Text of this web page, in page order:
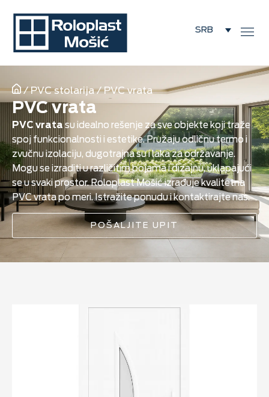
SRB
/PVC stolarija/PVC vrata
PVC vrata
PVC vrata su idealno rešenje za sve objekte koji traže
spoj funkcionalnosti i estetike. Pružaju odličnu termo i
zvučnu izolaciju, dugotrajna su i laka za održavanje.
Mogu se izraditi u različitim bojama i dizajnu, uklapajući
se u svaki prostor. Roloplast Mošić izrađuje kvalitetna
PVC vrata po meri. Istražite ponudu i kontaktirajte nas.
POŠALJITE UPIT